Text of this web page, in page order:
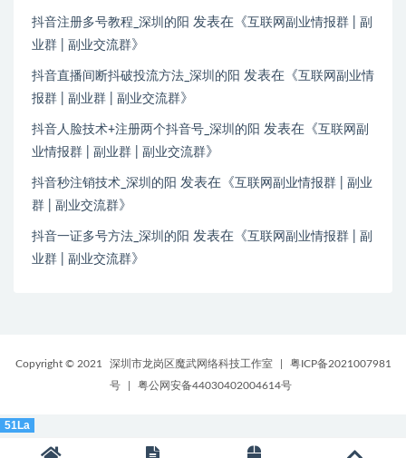
抖音注册多号教程_深圳的阳 发表在《互联网副业情报群 | 副
业群 | 副业交流群》
抖音直播间断抖破投流方法_深圳的阳 发表在《互联网副业情
报群 | 副业群 | 副业交流群》
抖音人脸技术+注册两个抖音号_深圳的阳 发表在《互联网副
业情报群 | 副业群 | 副业交流群》
抖音秒注销技术_深圳的阳 发表在《互联网副业情报群 | 副业
群 | 副业交流群》
抖音一证多号方法_深圳的阳 发表在《互联网副业情报群 | 副
业群 | 副业交流群》
Copyright © 2021 深圳市龙岗区魔武网络科技工作室
粤ICP备2021007981
号
粤公网安备44030402004614号
51La